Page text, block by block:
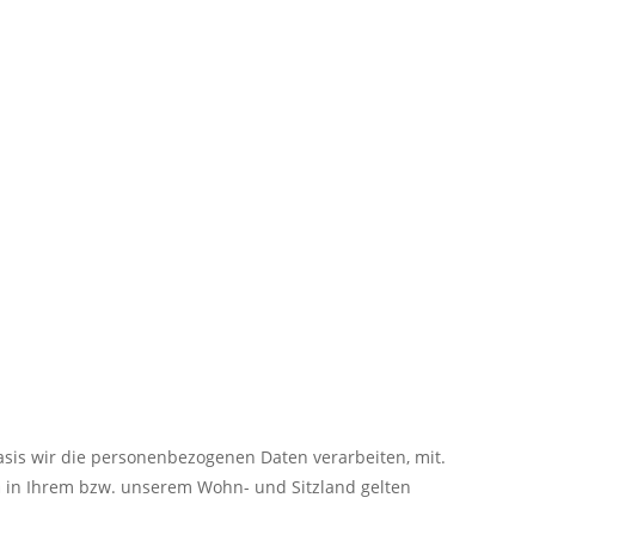
wir die personenbezogenen Daten verarbeiten, mit.
Ihrem bzw. unserem Wohn- und Sitzland gelten